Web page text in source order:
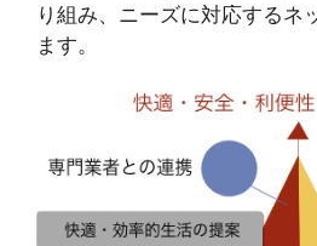
り組み、ニーズに対応するネ
ます。